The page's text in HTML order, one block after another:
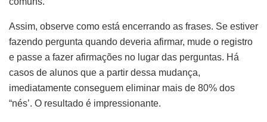
Assim, observe como está encerrando as frases. Se estiver
fazendo pergunta quando deveria afirmar, mude o registro
e passe a fazer afirmações no lugar das perguntas. Há
casos de alunos que a partir dessa mudança,
imediatamente conseguem eliminar mais de 80% dos
“nés’. O resultado é impressionante.